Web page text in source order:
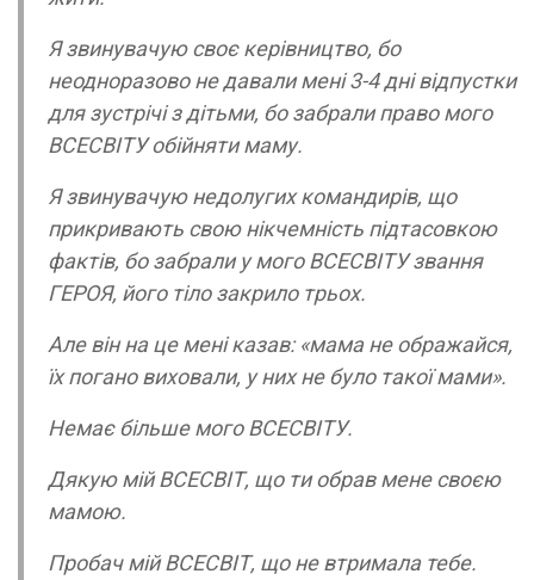
Я звинувачую своє керівництво, бо
неодноразово не давали мені 3-4 дні відпустки
для зустрічі з дітьми, бо забрали право мого
ВСЕСВІТУ обійняти маму.
Я звинувачую недолугих командирів, що
прикривають свою нікчемність підтасовкою
фактів, бо забрали у мого ВСЕСВІТУ звання
ГЕРОЯ, його тіло закрило трьох.
Але він на це мені казав: «мама не ображайся,
їх погано виховали, у них не було такої мами».
Немає більше мого ВСЕСВІТУ.
Дякую мій ВСЕСВІТ, що ти обрав мене своєю
мамою.
Пробач мій ВСЕСВІТ, що не втримала тебе.